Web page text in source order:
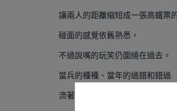
讓兩⼈的距離縮短成⼀張⾼鐵票
碰⾯的感覺依舊熟悉，
不過說嘴的玩笑仍圍繞在過去。
當兵的種種、當年的過錯和錯過
流著汗的晴朗午後、似乎那年的